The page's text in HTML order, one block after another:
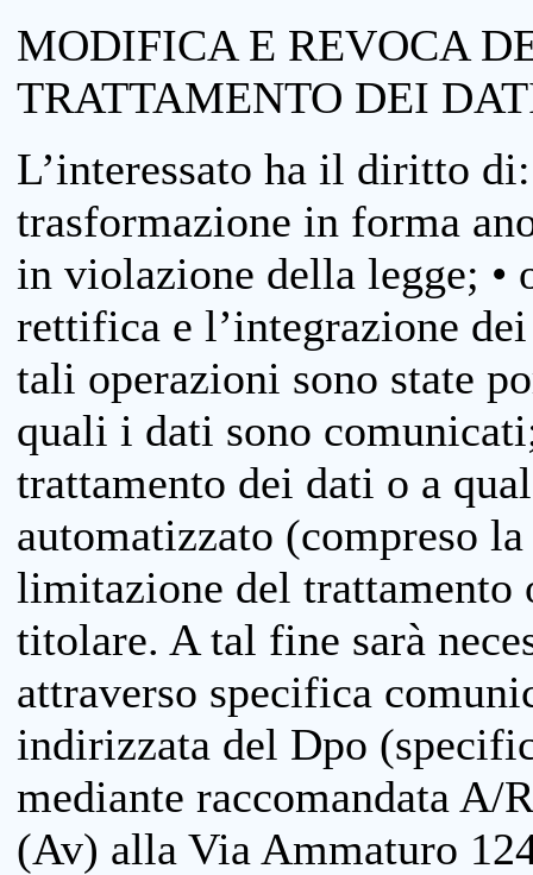
MODIFICA E REVOCA
TRATTAMENTO DEI
L’interessato ha il diritto
trasformazione in forma
in violazione della legge; •
rettifica e l’integrazione
tali operazioni sono state
quali i dati sono
trattamento dei dati o a
automatizzato (compreso
limitazione del trattamento
titolare. A tal fine sarà
attraverso specifica
indirizzata del Dpo
mediante raccomandata
(Av) alla Via Ammaturo